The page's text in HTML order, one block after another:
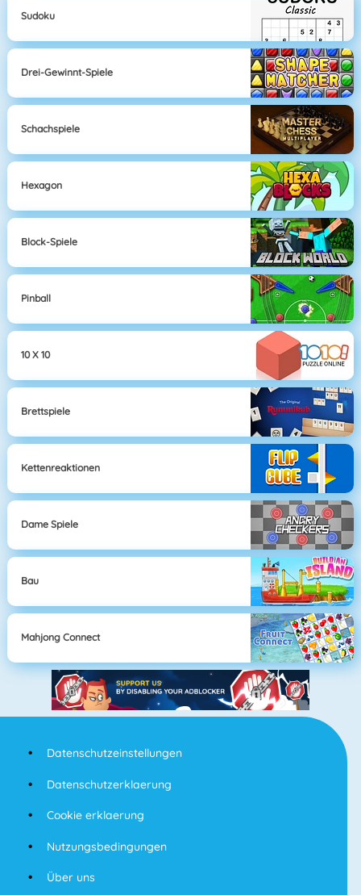
Sudoku
Drei-Gewinnt-Spiele
Schachspiele
Hexagon
Block-Spiele
Pinball
10 X 10
Brettspiele
Kettenreaktionen
Dame Spiele
Bau
Mahjong Connect
Datenschutzeinstellungen
Datenschutzerklaerung
Cookie erklaerung
Nutzungsbedingungen
Über uns